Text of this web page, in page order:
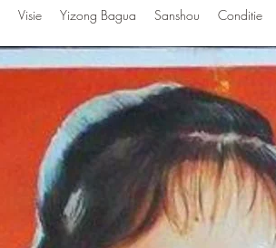
Visie Yizong Bagua Sanshou Conditie